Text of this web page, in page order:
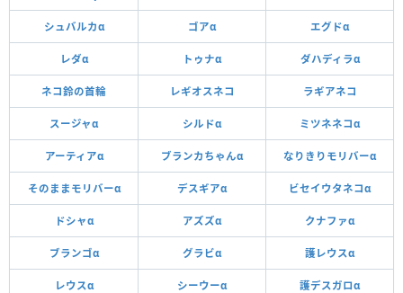
シュバルカα ゴアα エグドα
レダα トゥナα ダハディラα
ネコ鈴の首輪 レギオスネコ ラギアネコ
スージャα シルドα ミツネネコα
アーティアα ブランカちゃんα なりきりモリバーα
そのままモリバーα デスギアα ビセイウタネコα
ドシャα アズズα クナファα
ブランゴα グラビα 護レウスα
レウスα シーウーα 護デスガロα